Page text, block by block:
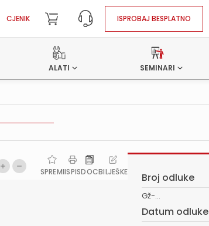
CJENIK ISPROBAJ BESPLATNO
ALATI SEMINARI
SPREMIISPISDOCBILJEŠKE Broj odluke
Gž-...
Datum odluke